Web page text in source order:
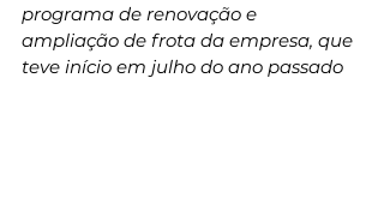
programa de renovação e
ampliação de frota da empresa, que
teve início em julho do ano passado